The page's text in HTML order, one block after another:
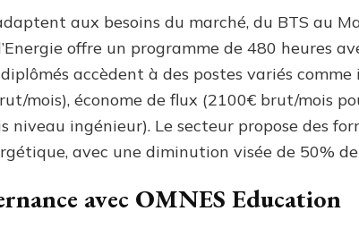
aux besoins du marché, du BTS au
offre un programme de 480 heures
accèdent à des postes variés
mois), économe de flux (2100€ brut/mois
niveau ingénieur). Le secteur propose des
avec une diminution visée de 50%
avec OMNES Education